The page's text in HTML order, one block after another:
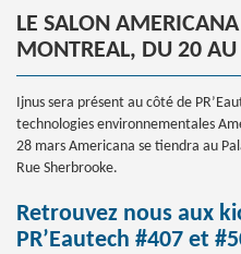
LE SALON
MONTREAL, DU 20
Ijnus sera présent au côté de
technologies environnementales
28 mars Americana se tiendra au
Rue Sherbrooke.
Retrouvez nous aux
PR’Eautech #407 et